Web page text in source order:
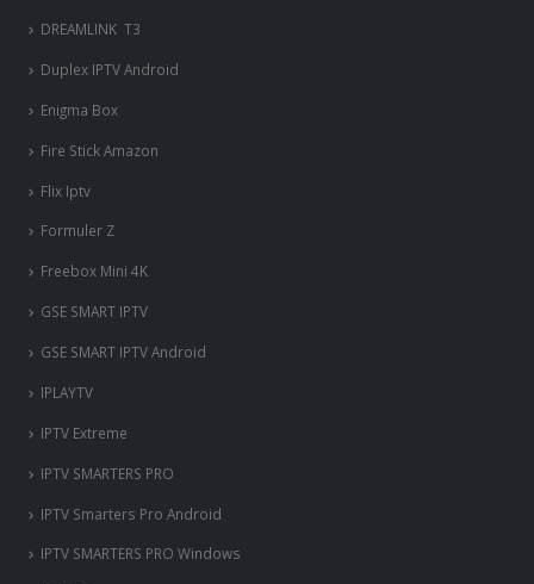
DREAMLINK T3
Duplex IPTV Android
Enigma Box
Fire Stick Amazon
Flix Iptv
Formuler Z
Freebox Mini 4K
‎GSE SMART IPTV
GSE SMART IPTV Android
IPLAYTV
IPTV Extreme
IPTV SMARTERS PRO
IPTV Smarters Pro Android
IPTV SMARTERS PRO Windows